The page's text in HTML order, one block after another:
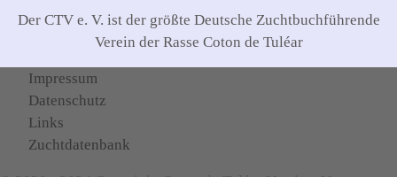
Der CTV e. V. ist der größte Deutsche Zuchtbuchführende
Verein der Rasse Coton de Tuléar
Impressum
Datenschutz
Links
Zuchtdatenbank